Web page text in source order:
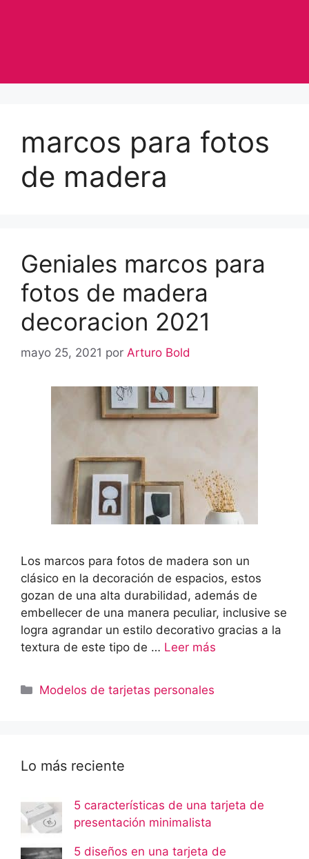
marcos para fotos
de madera
Geniales marcos para
fotos de madera
decoracion 2021
mayo 25, 2021 por Arturo Bold
Los marcos para fotos de madera son un
clásico en la decoración de espacios, estos
gozan de una alta durabilidad, además de
embellecer de una manera peculiar, inclusive se
logra agrandar un estilo decorativo gracias a la
textura de este tipo de … Leer más
Categorías
Modelos de tarjetas personales
Lo más reciente
5 características de una tarjeta de
presentación minimalista
5 diseños en una tarjeta de